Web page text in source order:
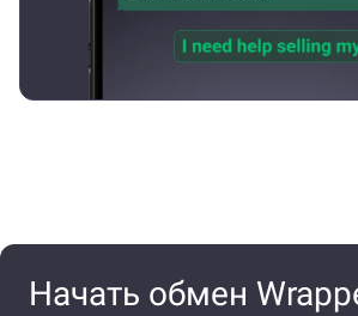
Начать обмен